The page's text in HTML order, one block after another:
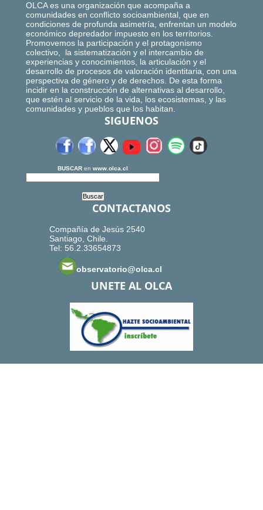
OLCA es una organización que acompaña a
comunidades en conflicto socioambiental, que en
condiciones de profunda asimetría, enfrentan un modelo
económico depredador impuesto en los territorios.
Promovemos la participación y el protagonismo
colectivo, la sistematización y el intercambio de
experiencias y conocimientos, la articulación y el
desarrollo de procesos de valoración identitaria, con una
perspectiva de género y de derechos. De esta forma
incidir en la construcción de alternativas al desarrollo,
que estén al servicio de la vida, los ecosistemas, y las
comunidades y pueblos que los habitan.
SIGUENOS
BUSCAR en www.olca.cl
CONTACTANOS
Compañía de Jesús 2540
Santiago, Chile.
Tel: 56.2.33654873
observatorio@olca.cl
UNETE AL OLCA